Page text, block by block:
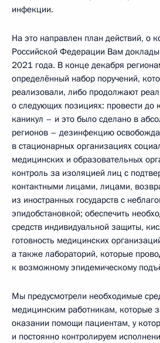
инфекции.
На это направлен план действий, о
Российской Федерации Вам
2021 года. В конце декабря
определённый набор поручений,
реализовали, либо продолжают
о следующих позициях: провести до
каникул – и это было сделано в
регионов – дезинфекцию
в стационарных организациях
медицинских и образовательных
контроль за изоляцией лиц с
контактными лицами, лицами,
из иностранных государств с
эпидобстановкой; обеспечить
средств индивидуальной защиты,
готовность медицинских
а также лабораторий, которые
к возможному эпидемическому
Мы предусмотрели необходимые
медицинским работникам, которые
оказании помощи пациентам, у
и постоянно контролируем